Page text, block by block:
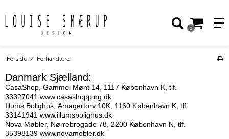
0
Forside / Forhandlere
Danmark Sjælland:
CasaShop, Gammel Mønt 14, 1117 København K, tlf.
33327041 www.casashopping.dk
Illums Bolighus, Amagertorv 10K, 1160 København K, tlf.
33141941 www.illumsbolighus.dk
Nova Møbler, Nørrebrogade 78, 2200 København N, tlf.
35398139 www.novamobler.dk